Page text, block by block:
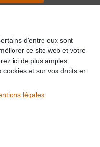
WIR AKZEPTIEREN
d'entre eux sont
ce site web et votre
ici de plus amples
cookies et sur vos droits en
légales